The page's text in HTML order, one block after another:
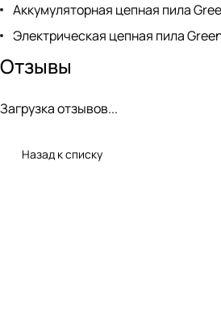
Аккумуляторная цепная пила
Электрическая цепная пила
Отзывы
Загрузка отзывов...
Назад к списку